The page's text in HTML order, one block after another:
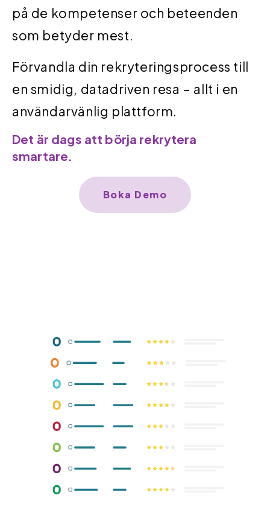
på de kompetenser och beteenden
som betyder mest.
Förvandla din rekryteringsprocess till
en smidig, datadriven resa – allt i en
användarvänlig plattform.
Det är dags att börja rekrytera
smartare.
Boka Demo